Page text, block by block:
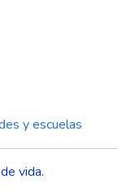
y escuelas
vida.